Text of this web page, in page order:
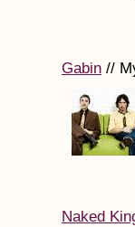
Gabin //
Naked